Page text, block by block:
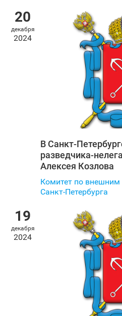
20
декабря
2024
В
разведчика-
Алексея Козлова
Комитет по внешним
Санкт‑Петербурга
19
декабря
2024